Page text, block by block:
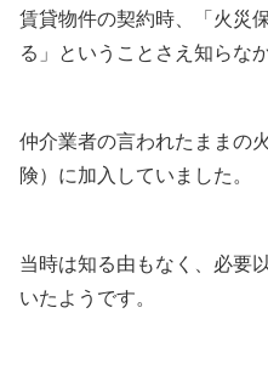
賃貸物件の契約時、「火災
る」ということさえ知らな
仲介業者の言われたままの
険）に加入していました。
当時は知る由もなく、必要
いたようです。